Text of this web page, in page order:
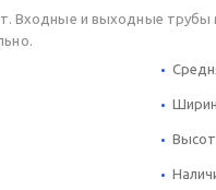
Входные и выходные